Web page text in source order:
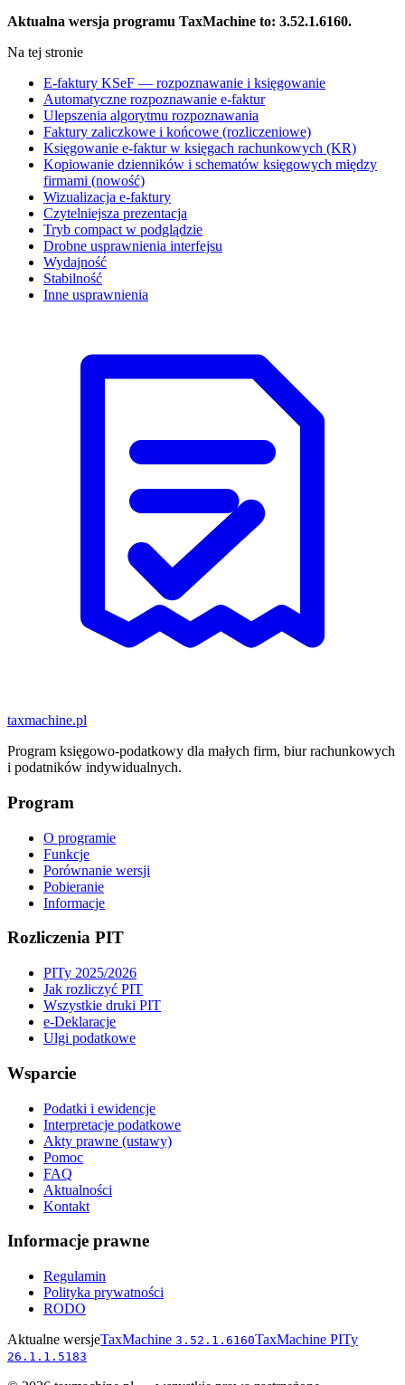
Aktualna wersja programu TaxMachine to: 3.52.1.6160.
Na tej stronie
E-faktury KSeF — rozpoznawanie i księgowanie
Automatyczne rozpoznawanie e-faktur
Ulepszenia algorytmu rozpoznawania
Faktury zaliczkowe i końcowe (rozliczeniowe)
Księgowanie e-faktur w księgach rachunkowych (KR)
Kopiowanie dzienników i schematów księgowych między
firmami (nowość)
Wizualizacja e-faktury
Czytelniejsza prezentacja
Tryb compact w podglądzie
Drobne usprawnienia interfejsu
Wydajność
Stabilność
Inne usprawnienia
taxmachine.pl
Program księgowo-podatkowy dla małych firm, biur rachunkowych
i podatników indywidualnych.
Program
O programie
Funkcje
Porównanie wersji
Pobieranie
Informacje
Rozliczenia PIT
PITy 2025/2026
Jak rozliczyć PIT
Wszystkie druki PIT
e-Deklaracje
Ulgi podatkowe
Wsparcie
Podatki i ewidencje
Interpretacje podatkowe
Akty prawne (ustawy)
Pomoc
FAQ
Aktualności
Kontakt
Informacje prawne
Regulamin
Polityka prywatności
RODO
Aktualne wersjeTaxMachine 3.52.1.6160TaxMachine PITy
26.1.1.5183